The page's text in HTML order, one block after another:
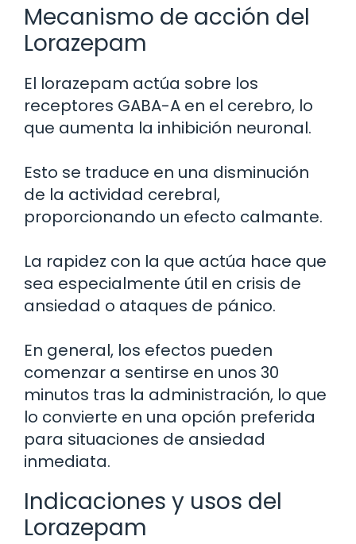
Mecanismo de acción del
Lorazepam
El lorazepam actúa sobre los
receptores GABA-A en el cerebro, lo
que aumenta la inhibición neuronal.
Esto se traduce en una disminución
de la actividad cerebral,
proporcionando un efecto calmante.
La rapidez con la que actúa hace que
sea especialmente útil en crisis de
ansiedad o ataques de pánico.
En general, los efectos pueden
comenzar a sentirse en unos 30
minutos tras la administración, lo que
lo convierte en una opción preferida
para situaciones de ansiedad
inmediata.
Indicaciones y usos del
Lorazepam